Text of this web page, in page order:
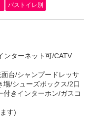
バストイレ別
ンターネット可/CATV
台/シャンプードレッサ
場/シューズボックス/2口
付きインターホン/ガスコ
す)